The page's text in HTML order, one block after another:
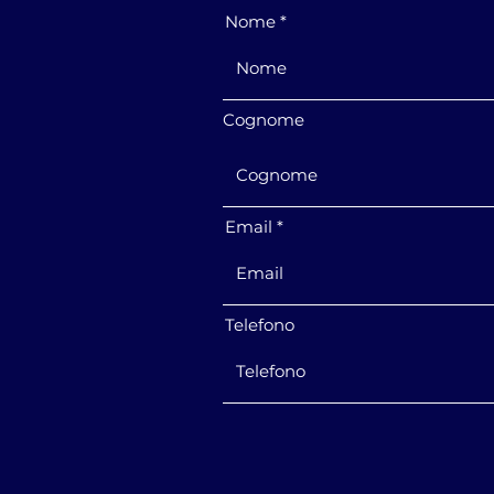
Nome
Cognome
Email
Telefono